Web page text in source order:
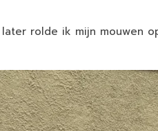
rolde ik mijn mouwen